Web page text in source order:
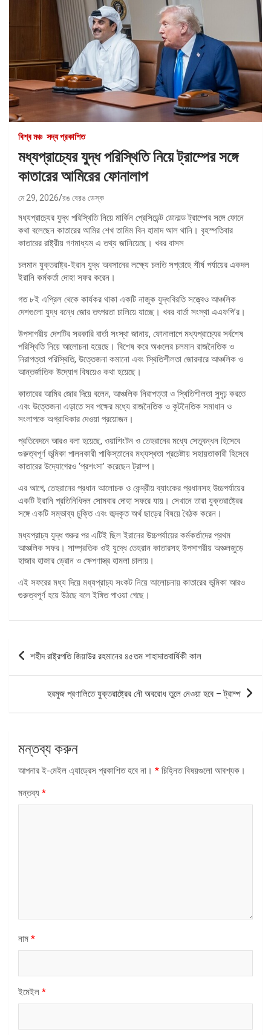
বিশ্ব মঞ্চ সদ্য প্রকাশিত
মধ্যপ্রাচ্যের যুদ্ধ পরিস্থিতি নিয়ে ট্রাম্পের সঙ্গে
কাতারের আমিরের ফোনালাপ
মে 29, 2026 রঙ বেরঙ ডেস্ক
মধ্যপ্রাচ্যের যুদ্ধ পরিস্থিতি নিয়ে মার্কিন প্রেসিডেন্ট ডোনাল্ড ট্রাম্পের সঙ্গে ফোনে
কথা বলেছেন কাতারের আমির শেখ তামিম বিন হামাদ আল থানি। বৃহস্পতিবার
কাতারের রাষ্ট্রীয় গণমাধ্যম এ তথ্য জানিয়েছে। খবর বাসস
চলমান যুক্তরাষ্ট্র-ইরান যুদ্ধ অবসানের লক্ষ্যে চলতি সপ্তাহে শীর্ষ পর্যায়ের একদল
ইরানি কর্মকর্তা দোহা সফর করেন।
গত ৮ই এপ্রিল থেকে কার্যকর থাকা একটি নাজুক যুদ্ধবিরতি সত্ত্বেও আঞ্চলিক
দেশগুলো যুদ্ধ বন্ধে জোর তৎপরতা চালিয়ে যাচ্ছে। খবর বার্তা সংস্থা এএফপি’র।
উপসাগরীয় দেশটির সরকারি বার্তা সংস্থা জানায়, ফোনালাপে মধ্যপ্রাচ্যের সর্বশেষ
পরিস্থিতি নিয়ে আলোচনা হয়েছে। বিশেষ করে অঞ্চলের চলমান রাজনৈতিক ও
নিরাপত্তা পরিস্থিতি, উত্তেজনা কমানো এবং স্থিতিশীলতা জোরদারে আঞ্চলিক ও
আন্তর্জাতিক উদ্যোগ বিষয়েও কথা হয়েছে।
কাতারের আমির জোর দিয়ে বলেন, আঞ্চলিক নিরাপত্তা ও স্থিতিশীলতা সুদৃঢ় করতে
এবং উত্তেজনা এড়াতে সব পক্ষের মধ্যে রাজনৈতিক ও কূটনৈতিক সমাধান ও
সংলাপকে অগ্রাধিকার দেওয়া প্রয়োজন।
প্রতিবেদনে আরও বলা হয়েছে, ওয়াশিংটন ও তেহরানের মধ্যে সেতুবন্ধন হিসেবে
গুরুত্বপূর্ণ ভূমিকা পালনকারী পাকিস্তানের মধ্যস্থতা প্রচেষ্টায় সহায়তাকারী হিসেবে
কাতারের উদ্যোগেরও ‘প্রশংসা’ করেছেন ট্রাম্প।
এর আগে, তেহরানের প্রধান আলোচক ও কেন্দ্রীয় ব্যাংকের প্রধানসহ উচ্চপর্যায়ের
একটি ইরানি প্রতিনিধিদল সোমবার দোহা সফরে যায়। সেখানে তারা যুক্তরাষ্ট্রের
সঙ্গে একটি সম্ভাব্য চুক্তি এবং জব্দকৃত অর্থ ছাড়ের বিষয়ে বৈঠক করেন।
মধ্যপ্রাচ্য যুদ্ধ শুরুর পর এটিই ছিল ইরানের উচ্চপর্যায়ের কর্মকর্তাদের প্রথম
আঞ্চলিক সফর। সাম্প্রতিক ওই যুদ্ধে তেহরান কাতারসহ উপসাগরীয় অঞ্চলজুড়ে
হাজার হাজার ড্রোন ও ক্ষেপণাস্ত্র হামলা চালায়।
এই সফরের মধ্য দিয়ে মধ্যপ্রাচ্য সংকট নিয়ে আলোচনায় কাতারের ভূমিকা আরও
গুরুত্বপূর্ণ হয়ে উঠছে বলে ইঙ্গিত পাওয়া গেছে।
পোস্ট
ন্যাভিগেশন
শহীদ রাষ্ট্রপতি জিয়াউর রহমানের ৪৫তম শাহাদাতবার্ষিকী কাল
হরমুজ প্রণালিতে যুক্তরাষ্ট্রের নৌ অবরোধ তুলে নেওয়া হবে – ট্রাম্প
মন্তব্য করুন
আপনার ই-মেইল এ্যাড্রেস প্রকাশিত হবে না। * চিহ্নিত বিষয়গুলো আবশ্যক।
মন্তব্য *
নাম *
ইমেইল *